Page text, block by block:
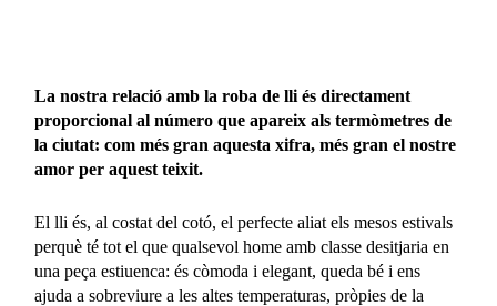
La nostra relació amb la roba de lli és directament
proporcional al número que apareix als termòmetres de
la ciutat: com més gran aquesta xifra, més gran el nostre
amor per aquest teixit.
El lli és, al costat del cotó, el perfecte aliat els mesos estivals
perquè té tot el que qualsevol home amb classe desitjaria en
una peça estiuenca: és còmoda i elegant, queda bé i ens
ajuda a sobreviure a les altes temperaturas, pròpies de la